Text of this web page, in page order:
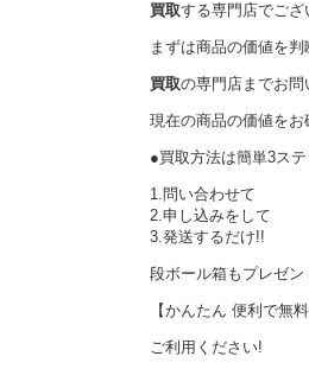
買取する専門店でござ
まずは商品の価値を判
買取の専門店までお問
現在の商品の価値をお
●買取方法は簡単3ステ
1.問い合わせて
2.申し込みをして
3.発送するだけ!!
段ボール箱もプレゼン
【かんたん 便利で無
ご利用ください!